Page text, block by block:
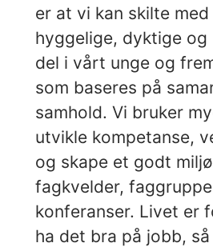
er at vi kan skilte
hyggelige, dyktige og
del i vårt unge og
som baseres på
samhold. Vi bruker
utvikle kompetanse,
og skape et godt
fagkvelder,
konferanser. Livet er
ha det bra på jobb,